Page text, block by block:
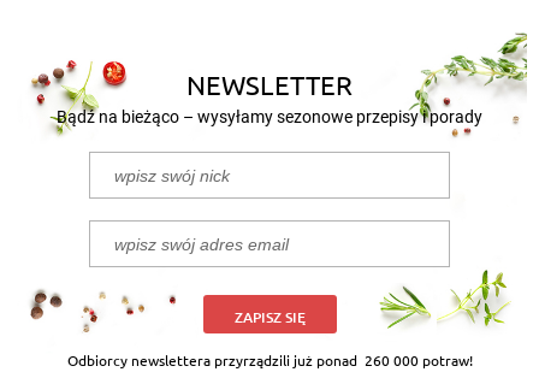
NEWSLETTER
Bądź na bieżąco – wysyłamy sezonowe przepisy i porady
ZAPISZ SIĘ
Odbiorcy newslettera przyrządzili już ponad 260 000 potraw!